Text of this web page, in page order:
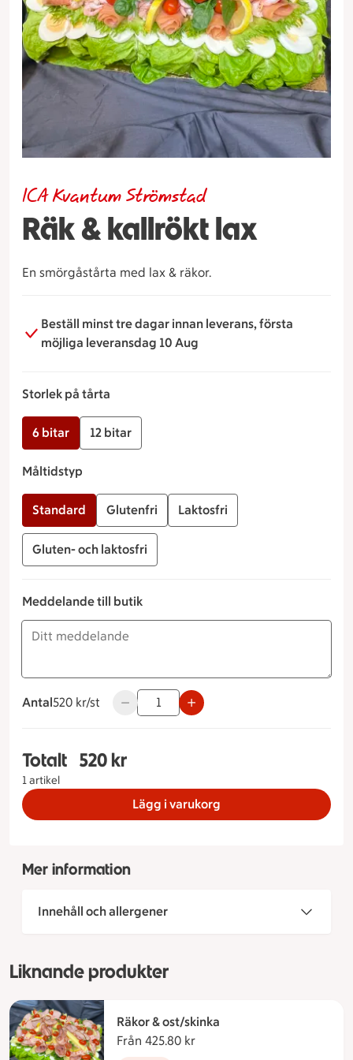
Räk & kallrökt lax
ICA Kvantum Strömstad
En smörgåstårta med lax & räkor.
Beställ minst tre dagar innan leverans, första
möjliga leveransdag 10 Aug
Storlek på tårta
6 bitar 12 bitar
Måltidstyp
Standard Glutenfri Laktosfri
Gluten- och laktosfri
Meddelande till butik
Antal
520 kronor styck
520 kr/st Använd knapparna för att minska eller
Totalt
1 artikel
Totalt 1 stycken Räk & kallrökt lax Storlek på
520 kr
Lägg i varukorg
Mer information
Innehåll och allergener
Liknande produkter
Räkor & ost/skinka
Från 425.80 kr